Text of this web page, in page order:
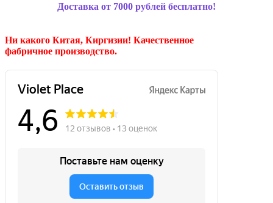
Доставка от 7000 рублей бесплатно!
Ни какого Китая, Киргизии! Качественное
фабричное производство.